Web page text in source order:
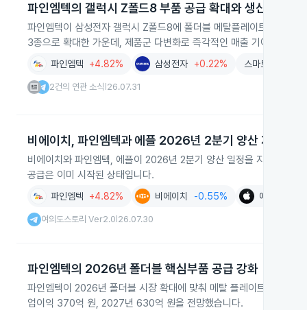
파인엠텍의 갤럭시 Z폴드8 부품 공급 확대와 생산 고도화
파인엠텍이 삼성전자 갤럭시 Z폴드8에 폴더블 메탈플레이트를 공급
3종으로 확대한 가운데, 제품군 다변화로 즉각적인 매출 기여와 실적
파인엠텍 +4.82% 삼성전자 +0.22% 스마트폰
2건의 연관 소식 26.07.31
비에이치, 파인엠텍과 에플 2026년 2분기 양산 지연
비에이치와 파인엠텍, 에플이 2026년 2분기 양산 일정을 지연해 세
공급은 이미 시작된 상태입니다.
파인엠텍 +4.82% 비에이치 -0.55% 애플
여의도스토리 Ver2.0 26.07.30
파인엠텍의 2026년 폴더블 핵심부품 공급 강화
파인엠텍이 2026년 폴더블 시장 확대에 맞춰 메탈 플레이트 공급과
업이익 370억 원, 2027년 630억 원을 전망했습니다.